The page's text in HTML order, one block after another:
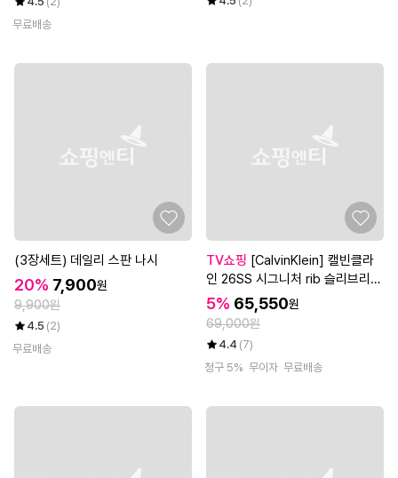
무료배송
(3장세트) 데일리 스판 나시
20% 7,900원
9,900원
4.5 (2)
무료배송
TV쇼핑
인 26SS 시그니처 rib 슬리브리스
3종 + 티셔츠 1종, 여성
5% 65,550원
69,000원
4.4 (7)
청구 5% 무이자 무료배송